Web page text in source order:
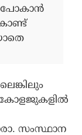
പോകാൻ
കോളജുകളിൽ
സംസ്ഥാന